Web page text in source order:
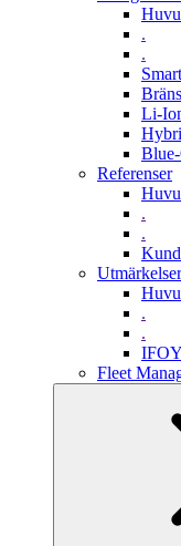
.
.
Li-
Referenser
.
.
Utmärkelser
.
.
Fleet